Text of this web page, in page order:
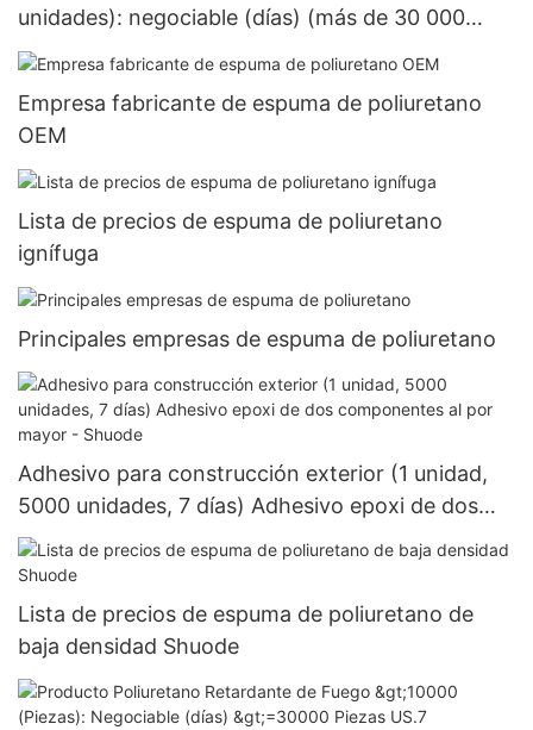
unidades): negociable (días) (más de 30 000
unidades, EE. UU., 72 fabricantes)
Empresa fabricante de espuma de poliuretano
OEM
Lista de precios de espuma de poliuretano
ignífuga
Principales empresas de espuma de poliuretano
Adhesivo para construcción exterior (1 unidad,
5000 unidades, 7 días) Adhesivo epoxi de dos
componentes al por mayor - Shuode
Lista de precios de espuma de poliuretano de
baja densidad Shuode